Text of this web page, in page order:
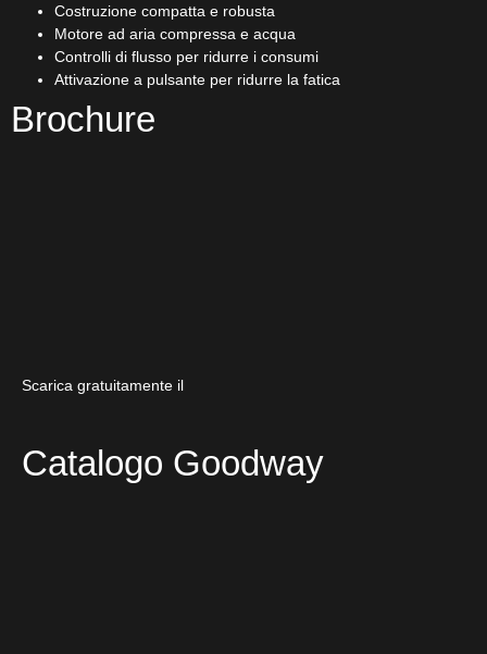
Costruzione compatta e robusta
Motore ad aria compressa e acqua
Controlli di flusso per ridurre i consumi
Attivazione a pulsante per ridurre la fatica
Brochure
Scarica gratuitamente il
Catalogo Goodway